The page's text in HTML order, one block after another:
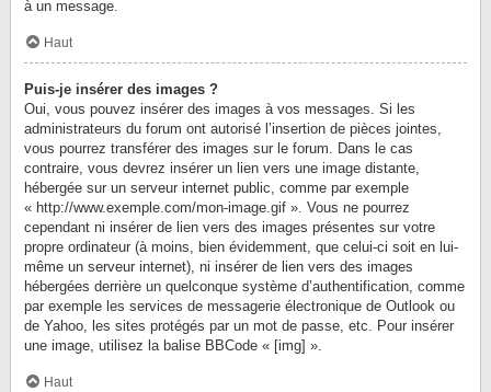
à un message.
Haut
Puis-je insérer des images ?
Oui, vous pouvez insérer des images à vos messages. Si les
administrateurs du forum ont autorisé l’insertion de pièces jointes,
vous pourrez transférer des images sur le forum. Dans le cas
contraire, vous devrez insérer un lien vers une image distante,
hébergée sur un serveur internet public, comme par exemple
« http://www.exemple.com/mon-image.gif ». Vous ne pourrez
cependant ni insérer de lien vers des images présentes sur votre
propre ordinateur (à moins, bien évidemment, que celui-ci soit en lui-
même un serveur internet), ni insérer de lien vers des images
hébergées derrière un quelconque système d’authentification, comme
par exemple les services de messagerie électronique de Outlook ou
de Yahoo, les sites protégés par un mot de passe, etc. Pour insérer
une image, utilisez la balise BBCode « [img] ».
Haut